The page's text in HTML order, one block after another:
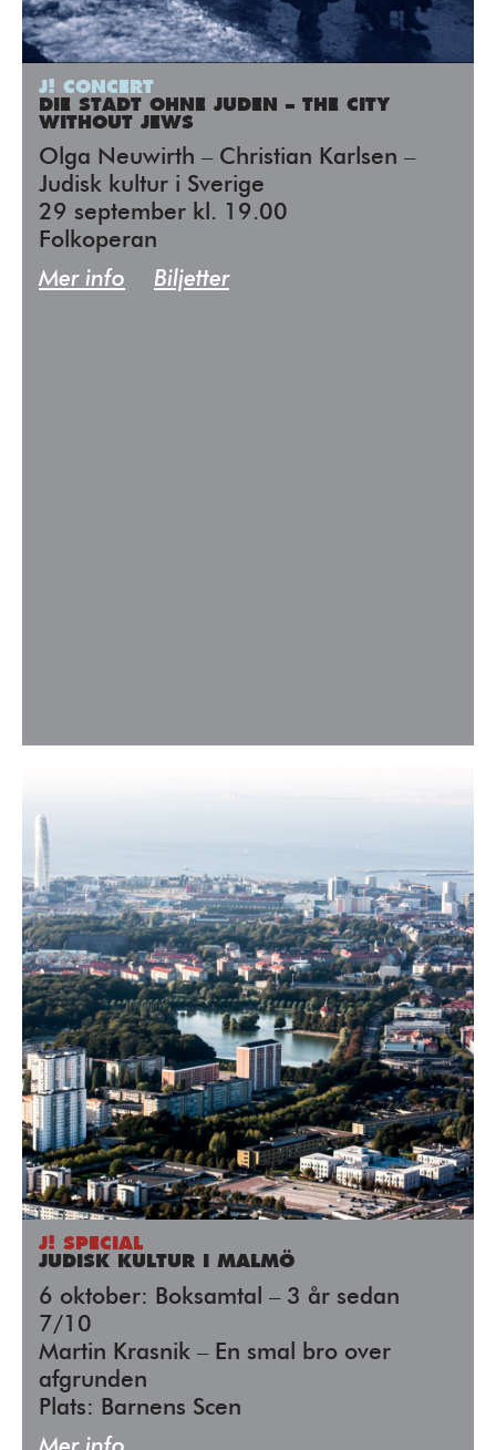
J! CONCERT
DIE STADT OHNE JUDEN – THE CITY
WITHOUT JEWS
Olga Neuwirth – Christian Karlsen –
Judisk kultur i Sverige
29 september kl. 19.00
Folkoperan
Mer info
Biljetter
J! SPECIAL
JUDISK KULTUR I MALMÖ
6 oktober: Boksamtal – 3 år sedan
7/10
Martin Krasnik – En smal bro over
afgrunden
Plats: Barnens Scen